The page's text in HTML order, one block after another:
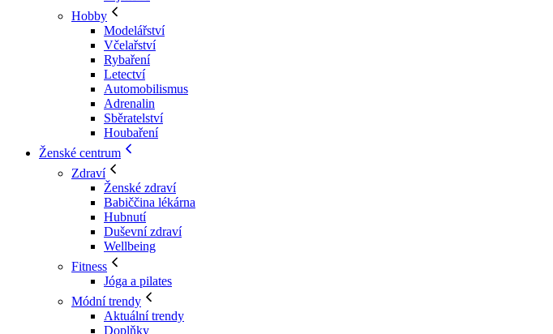
Hobby
Modelářství
Včelařství
Rybaření
Letectví
Automobilismus
Adrenalin
Sběratelství
Houbaření
Ženské centrum
Zdraví
Ženské zdraví
Babiččina lékárna
Hubnutí
Duševní zdraví
Wellbeing
Fitness
Jóga a pilates
Módní trendy
Aktuální trendy
Doplňky